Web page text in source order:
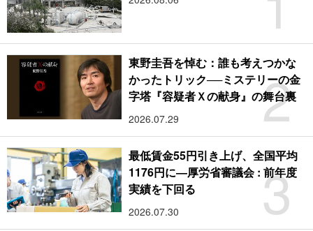
2
東野圭吾を悼む：誰も考えつかな
かったトリック──ミステリーの金
字塔『容疑者Ｘの献身』の舞台裏
2026.07.29
3
最低賃金55円引き上げ、全国平均
1176円に―厚労省審議会 : 前年度
実績を下回る
2026.07.30